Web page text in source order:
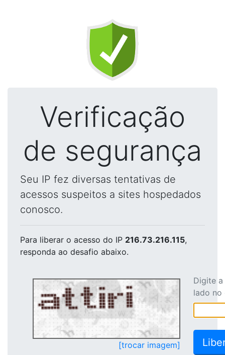
Verificação
de segurança
Seu IP fez diversas tentativas de
acessos suspeitos a sites hospedados
conosco.
Para liberar o acesso do IP 216.73.216.115,
responda ao desafio abaixo.
[trocar imagem]
Digite
lado no